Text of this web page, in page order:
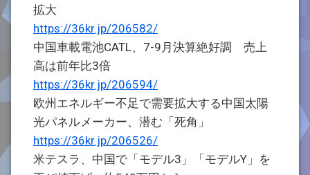
拡大
https://36kr.jp/206582/
中国車載電池CATL、7-9月決算絶好調 売上
高は前年比3倍
https://36kr.jp/206594/
欧州エネルギー不足で需要拡大する中国太陽
光パネルメーカー、潜む「死角」
https://36kr.jp/206526/
米テスラ、中国で「モデル3」「モデルY」を